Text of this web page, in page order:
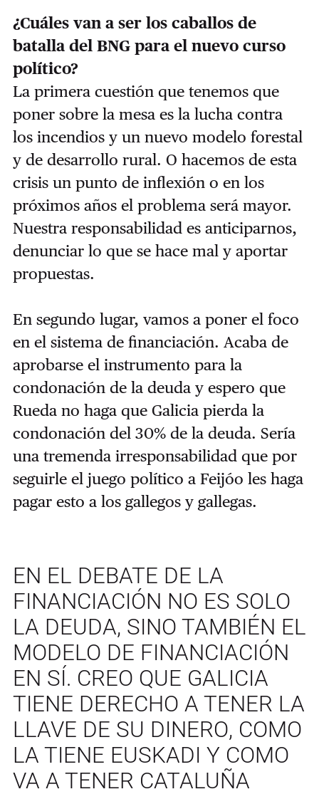
¿Cuáles van a ser los caballos de
batalla del BNG para el nuevo curso
político?
La primera cuestión que tenemos que
poner sobre la mesa es la lucha contra
los incendios y un nuevo modelo forestal
y de desarrollo rural. O hacemos de esta
crisis un punto de inflexión o en los
próximos años el problema será mayor.
Nuestra responsabilidad es anticiparnos,
denunciar lo que se hace mal y aportar
propuestas.
En segundo lugar, vamos a poner el foco
en el sistema de financiación. Acaba de
aprobarse el instrumento para la
condonación de la deuda y espero que
Rueda no haga que Galicia pierda la
condonación del 30% de la deuda. Sería
una tremenda irresponsabilidad que por
seguirle el juego político a Feijóo les haga
pagar esto a los gallegos y gallegas.
EN EL DEBATE DE LA
FINANCIACIÓN NO ES SOLO
LA DEUDA, SINO TAMBIÉN EL
MODELO DE FINANCIACIÓN
EN SÍ. CREO QUE GALICIA
TIENE DERECHO A TENER LA
LLAVE DE SU DINERO, COMO
LA TIENE EUSKADI Y COMO
VA A TENER CATALUÑA